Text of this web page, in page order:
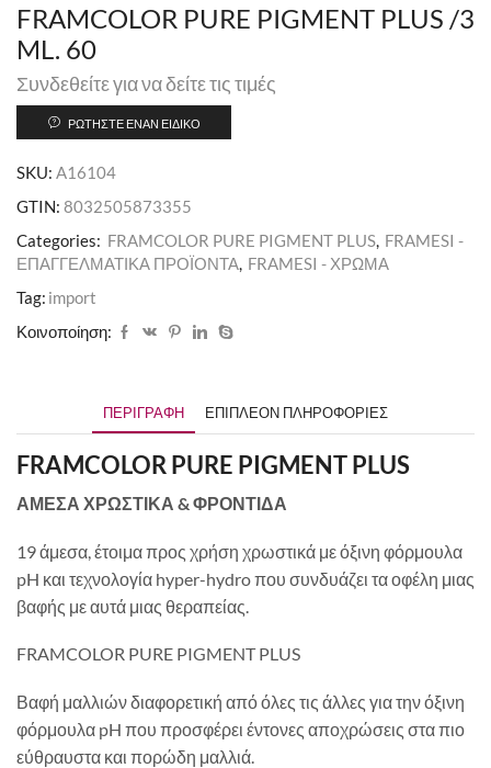
FRAMCOLOR PURE PIGMENT PLUS /3
ML. 60
Συνδεθείτε για να δείτε τις τιμές
ΡΩΤΉΣΤΕ ΈΝΑΝ ΕΙΔΙΚΌ
SKU: A16104
GTIN: 8032505873355
Categories: FRAMCOLOR PURE PIGMENT PLUS, FRAMESI -
ΕΠΑΓΓΕΛΜΑΤΙΚΑ ΠΡΟΪΟΝΤΑ, FRAMESI - ΧΡΩΜΑ
Tag: import
Κοινοποίηση:
ΠΕΡΙΓΡΑΦΉ ΕΠΙΠΛΈΟΝ ΠΛΗΡΟΦΟΡΊΕΣ
FRAMCOLOR PURE PIGMENT PLUS
ΑΜΕΣΑ ΧΡΩΣΤΙΚΑ & ΦΡΟΝΤΙΔΑ
19 άμεσα, έτοιμα προς χρήση χρωστικά με όξινη φόρμουλα
pH και τεχνολογία hyper-hydro που συνδυάζει τα οφέλη μιας
βαφής με αυτά μιας θεραπείας.
FRAMCOLOR PURE PIGMENT PLUS
Βαφή μαλλιών διαφορετική από όλες τις άλλες για την όξινη
φόρμουλα pH που προσφέρει έντονες αποχρώσεις στα πιο
εύθραυστα και πορώδη μαλλιά.